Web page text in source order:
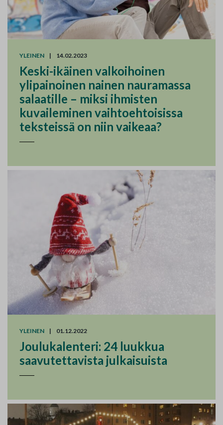
YLEINEN | 14.02.2023
Keski-ikäinen valkoihoinen
ylipainoinen nainen nauramassa
salaatille – miksi ihmisten
kuvaileminen vaihtoehtoisissa
teksteissä on niin vaikeaa?
YLEINEN | 01.12.2022
Joulukalenteri: 24 luukkua
saavutettavista julkaisuista